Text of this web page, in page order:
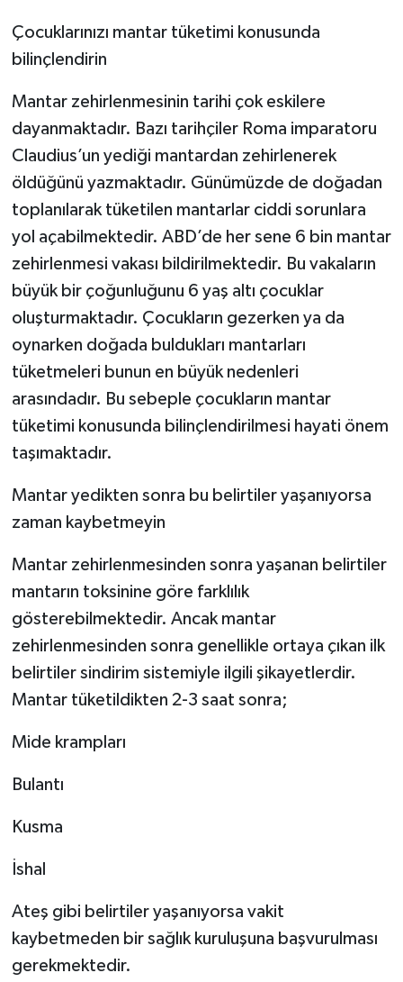
Çocuklarınızı mantar tüketimi konusunda
bilinçlendirin
Mantar zehirlenmesinin tarihi çok eskilere
dayanmaktadır. Bazı tarihçiler Roma imparatoru
Claudius’un yediği mantardan zehirlenerek
öldüğünü yazmaktadır. Günümüzde de doğadan
toplanılarak tüketilen mantarlar ciddi sorunlara
yol açabilmektedir. ABD’de her sene 6 bin mantar
zehirlenmesi vakası bildirilmektedir. Bu vakaların
büyük bir çoğunluğunu 6 yaş altı çocuklar
oluşturmaktadır. Çocukların gezerken ya da
oynarken doğada buldukları mantarları
tüketmeleri bunun en büyük nedenleri
arasındadır. Bu sebeple çocukların mantar
tüketimi konusunda bilinçlendirilmesi hayati önem
taşımaktadır.
Mantar yedikten sonra bu belirtiler yaşanıyorsa
zaman kaybetmeyin
Mantar zehirlenmesinden sonra yaşanan belirtiler
mantarın toksinine göre farklılık
gösterebilmektedir. Ancak mantar
zehirlenmesinden sonra genellikle ortaya çıkan ilk
belirtiler sindirim sistemiyle ilgili şikayetlerdir.
Mantar tüketildikten 2-3 saat sonra;
Mide krampları
Bulantı
Kusma
İshal
Ateş gibi belirtiler yaşanıyorsa vakit
kaybetmeden bir sağlık kuruluşuna başvurulması
gerekmektedir.